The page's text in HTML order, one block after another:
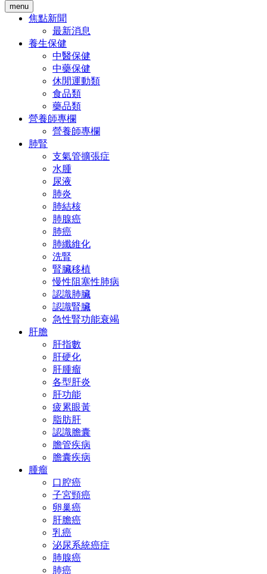
menu
焦點新聞
最新消息
養生保健
中醫保健
中藥保健
休閒運動類
食品類
藥品類
營養師專欄
營養師專欄
肺腎
支氣管擴張症
水腫
尿液
肺炎
肺結核
肺腺癌
肺癌
肺纖維化
洗腎
腎臟移植
慢性阻塞性肺病
認識肺臟
認識腎臟
急性腎功能衰竭
肝膽
肝指數
肝硬化
肝腫瘤
各型肝炎
肝功能
疲累眼黃
脂肪肝
認識膽囊
膽管疾病
膽囊疾病
腫瘤
口腔癌
子宮頸癌
卵巢癌
肝膽癌
乳癌
泌尿系統癌症
肺腺癌
肺癌